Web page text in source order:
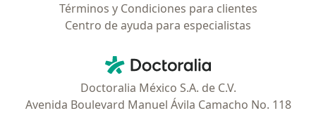
Términos y Condiciones para clientes
Centro de ayuda para especialistas
Doctoralia - Página de inicio
Doctoralia México S.A. de C.V.
Avenida Boulevard Manuel Ávila Camacho No. 118